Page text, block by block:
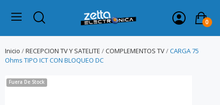
0
Inicio RECEPCION TV Y SATELITE COMPLEMENTOS TV
CARGA 75
Ohms TIPO ICT CON BLOQUEO DC
Fuera De Stock